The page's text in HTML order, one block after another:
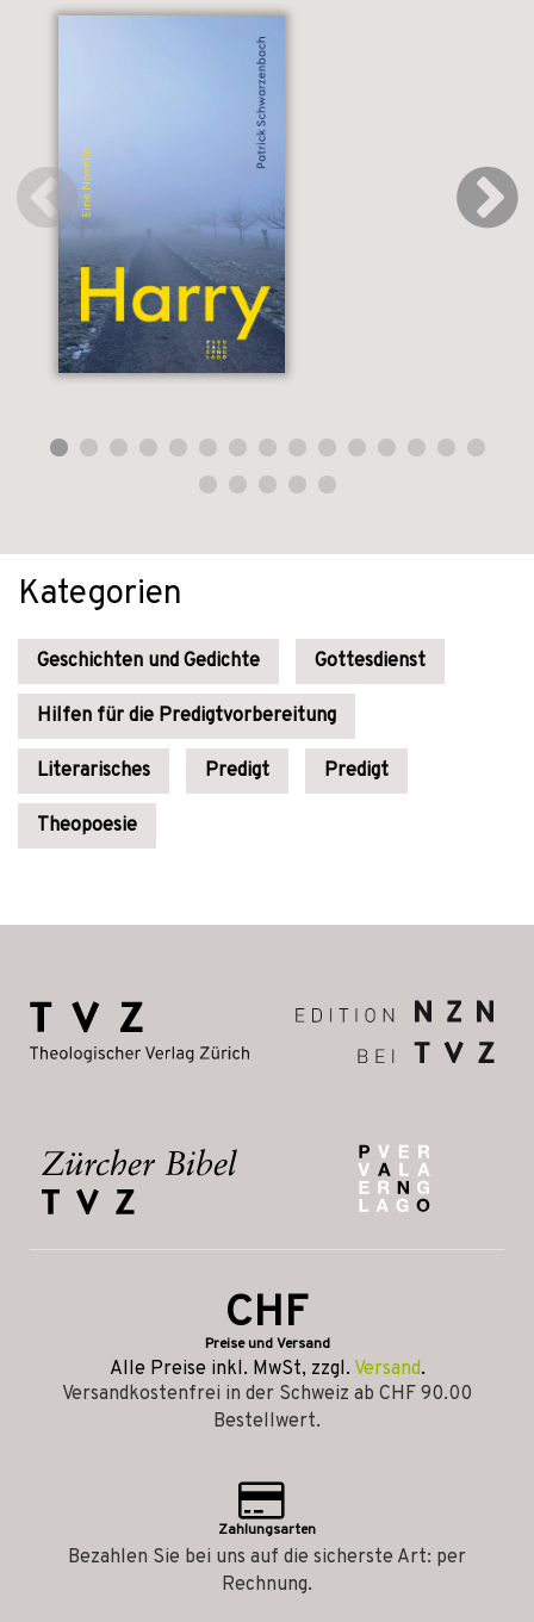
Kategorien
Geschichten und Gedichte Gottesdienst
Hilfen für die Predigtvorbereitung
Literarisches Predigt Predigt
Theopoesie
CHF
Preise und Versand
Alle Preise inkl. MwSt, zzgl. Versand.
Versandkostenfrei in der Schweiz ab CHF 90.00
Bestellwert.
Zahlungsarten
Bezahlen Sie bei uns auf die sicherste Art: per
Rechnung.